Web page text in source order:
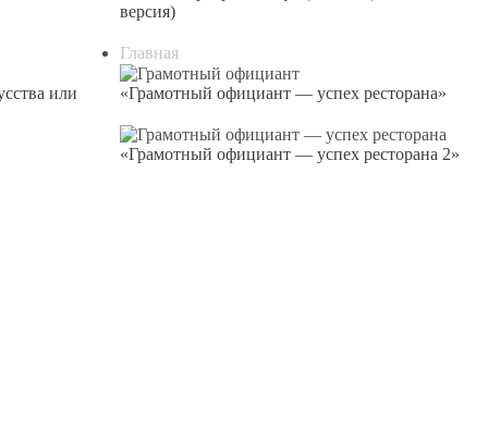
версия)
или
«Грамотный официант — успех ресторана»
«Грамотный официант — успех ресторана 2»
Главная